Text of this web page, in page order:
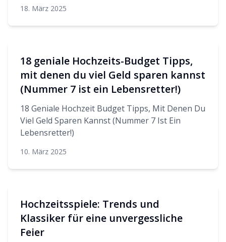
18. März 2025
18 geniale Hochzeits-Budget Tipps,
mit denen du viel Geld sparen kannst
(Nummer 7 ist ein Lebensretter!)
18 Geniale Hochzeit Budget Tipps, Mit Denen Du
Viel Geld Sparen Kannst (Nummer 7 Ist Ein
Lebensretter!)
10. März 2025
Hochzeitsspiele: Trends und
Klassiker für eine unvergessliche
Feier